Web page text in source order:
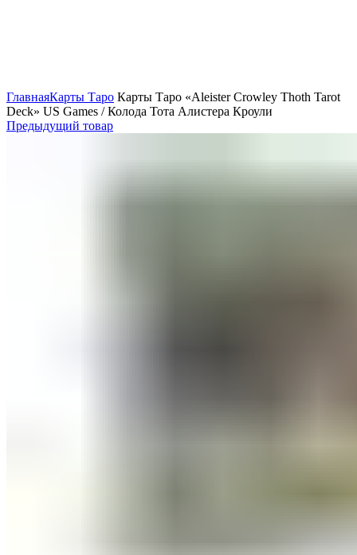
ГлавнаяКарты Таро Карты Таро «Aleister Crowley Thoth Tarot
Deck» US Games / Колода Тота Алистера Кроули
Предыдущий товар